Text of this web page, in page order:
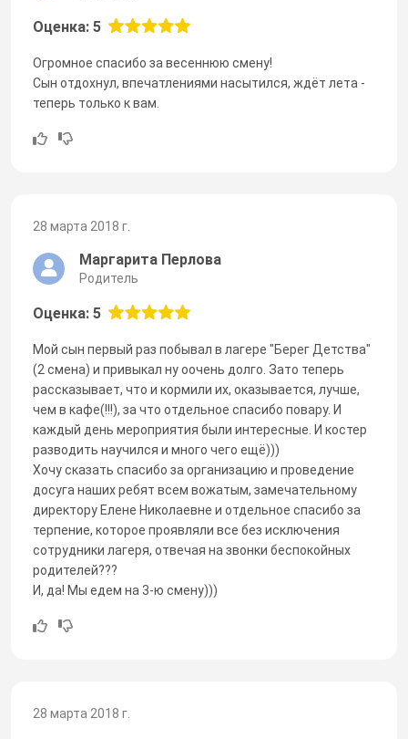
Оценка: 5
Огромное спасибо за весеннюю смену!
Сын отдохнул, впечатлениями насытился, ждёт лета -
теперь только к вам.
28 марта 2018 г.
Маргарита Перлова
Родитель
Оценка: 5
Мой сын первый раз побывал в лагере "Берег Детства"
(2 смена) и привыкал ну оочень долго. Зато теперь
рассказывает, что и кормили их, оказывается, лучше,
чем в кафе(!!!), за что отдельное спасибо повару. И
каждый день мероприятия были интересные. И костер
разводить научился и много чего ещё)))
Хочу сказать спасибо за организацию и проведение
досуга наших ребят всем вожатым, замечательному
директору Елене Николаевне и отдельное спасибо за
терпение, которое проявляли все без исключения
сотрудники лагеря, отвечая на звонки беспокойных
родителей???
И, да! Мы едем на 3-ю смену)))
28 марта 2018 г.